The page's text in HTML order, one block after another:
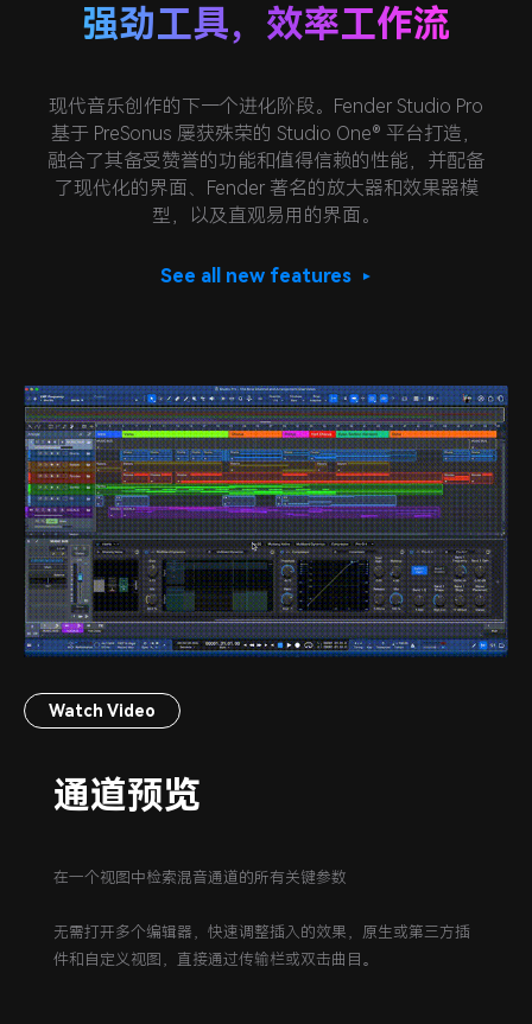
强劲工具，效率工作流
现代音乐创作的下一个进化阶段。Fender Studio Pro
基于 PreSonus 屡获殊荣的 Studio One® 平台打造，
融合了其备受赞誉的功能和值得信赖的性能，并配备
了现代化的界面、Fender 著名的放大器和效果器模
型，以及直观易用的界面。
See all new features
Watch Video
通道预览
在一个视图中检索混音通道的所有关键参数
无需打开多个编辑器，快速调整插入的效果，原生或第三方插
件和自定义视图，直接通过传输栏或双击曲目。